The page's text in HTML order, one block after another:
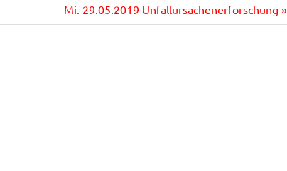
Nächster
Beitrag:
Mi. 29.05.2019 Unfallursachenerforschung